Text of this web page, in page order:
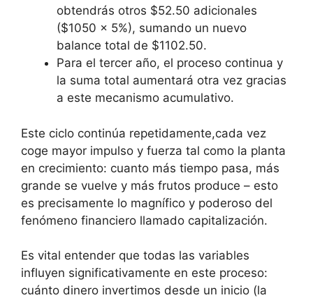
obtendrás otros $52.50 adicionales
($1050 x 5%), sumando un nuevo
balance total de $1102.50.
Para el tercer año, el proceso continua y
la suma total aumentará otra vez gracias
a este mecanismo acumulativo.
Este ciclo continúa repetidamente,cada vez
coge mayor impulso y fuerza tal como la planta
en crecimiento: cuanto más tiempo pasa, más
grande se vuelve y más frutos produce – esto
es precisamente lo magnífico y poderoso del
fenómeno financiero llamado capitalización.
Es vital entender que todas las variables
influyen significativamente en este proceso:
cuánto dinero invertimos desde un inicio (la